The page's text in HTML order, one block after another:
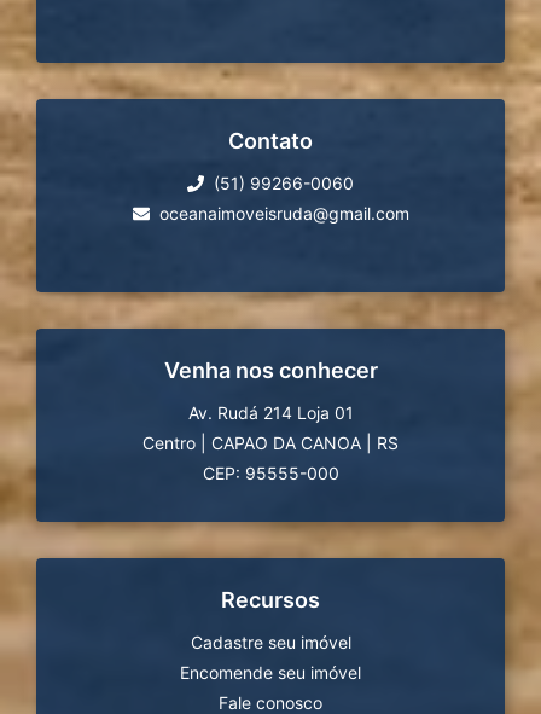
Contato
(51) 99266-0060
oceanaimoveisruda@gmail.com
Venha nos conhecer
Av. Rudá 214 Loja 01
Centro
CAPAO DA CANOA
RS
CEP: 95555-000
Recursos
Cadastre seu imóvel
Encomende seu imóvel
Fale conosco